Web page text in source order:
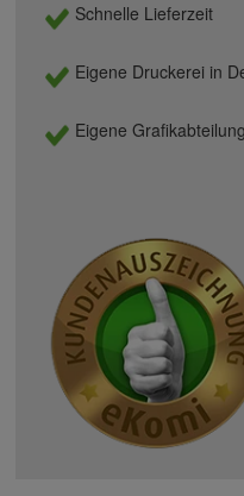
Schnelle Lieferzeit
Eigene Druckerei in
Eigene